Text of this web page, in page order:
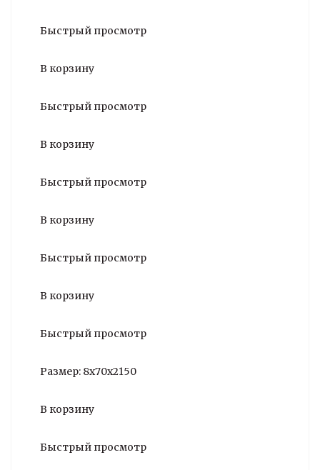
Быстрый просмотр
В корзину
Быстрый просмотр
В корзину
Быстрый просмотр
В корзину
Быстрый просмотр
В корзину
Быстрый просмотр
Размер: 8х70х2150
В корзину
Быстрый просмотр